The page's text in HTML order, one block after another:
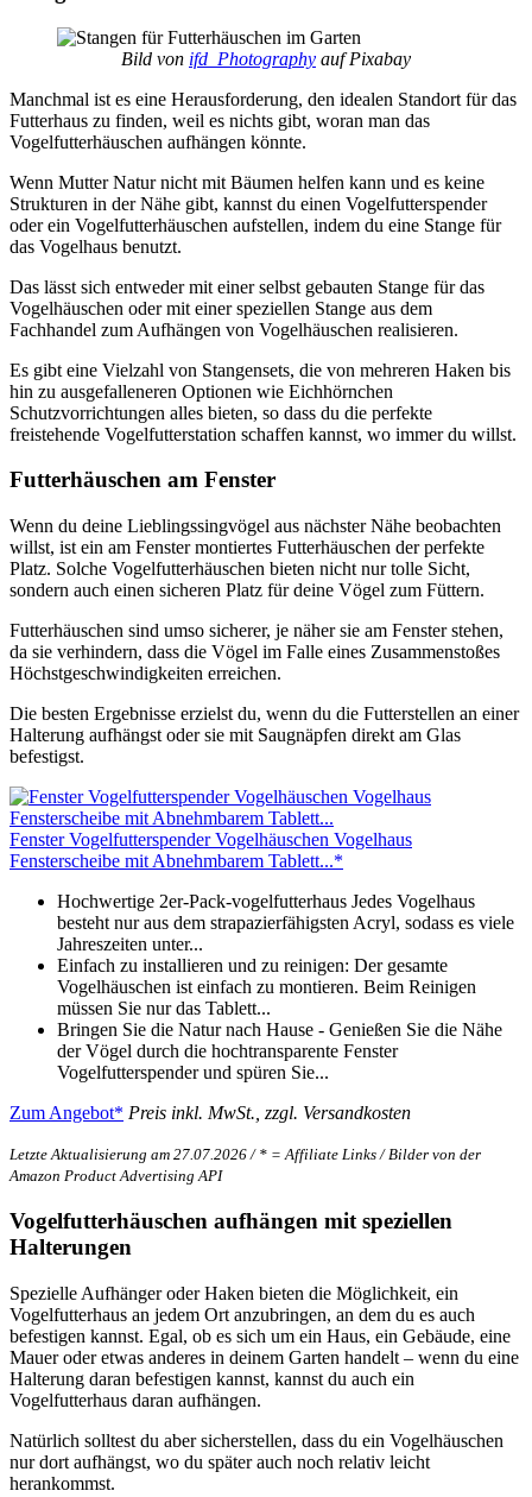
Bild von ifd_Photography auf Pixabay
Manchmal ist es eine Herausforderung, den idealen Standort für das
Futterhaus zu finden, weil es nichts gibt, woran man das
Vogelfutterhäuschen aufhängen könnte.
Wenn Mutter Natur nicht mit Bäumen helfen kann und es keine
Strukturen in der Nähe gibt, kannst du einen Vogelfutterspender
oder ein Vogelfutterhäuschen aufstellen, indem du eine Stange für
das Vogelhaus benutzt.
Das lässt sich entweder mit einer selbst gebauten Stange für das
Vogelhäuschen oder mit einer speziellen Stange aus dem
Fachhandel zum Aufhängen von Vogelhäuschen realisieren.
Es gibt eine Vielzahl von Stangensets, die von mehreren Haken bis
hin zu ausgefalleneren Optionen wie Eichhörnchen
Schutzvorrichtungen alles bieten, so dass du die perfekte
freistehende Vogelfutterstation schaffen kannst, wo immer du willst.
Futterhäuschen am Fenster
Wenn du deine Lieblingssingvögel aus nächster Nähe beobachten
willst, ist ein am Fenster montiertes Futterhäuschen der perfekte
Platz. Solche Vogelfutterhäuschen bieten nicht nur tolle Sicht,
sondern auch einen sicheren Platz für deine Vögel zum Füttern.
Futterhäuschen sind umso sicherer, je näher sie am Fenster stehen,
da sie verhindern, dass die Vögel im Falle eines Zusammenstoßes
Höchstgeschwindigkeiten erreichen.
Die besten Ergebnisse erzielst du, wenn du die Futterstellen an einer
Halterung aufhängst oder sie mit Saugnäpfen direkt am Glas
befestigst.
Fenster Vogelfutterspender Vogelhäuschen Vogelhaus
Fensterscheibe mit Abnehmbarem Tablett...*
Hochwertige 2er-Pack-vogelfutterhaus Jedes Vogelhaus
besteht nur aus dem strapazierfähigsten Acryl, sodass es viele
Jahreszeiten unter...
Einfach zu installieren und zu reinigen: Der gesamte
Vogelhäuschen ist einfach zu montieren. Beim Reinigen
müssen Sie nur das Tablett...
Bringen Sie die Natur nach Hause - Genießen Sie die Nähe
der Vögel durch die hochtransparente Fenster
Vogelfutterspender und spüren Sie...
Zum Angebot* Preis inkl. MwSt., zzgl. Versandkosten
Letzte Aktualisierung am 27.07.2026 / * = Affiliate Links / Bilder von der
Amazon Product Advertising API
Vogelfutterhäuschen aufhängen mit speziellen
Halterungen
Spezielle Aufhänger oder Haken bieten die Möglichkeit, ein
Vogelfutterhaus an jedem Ort anzubringen, an dem du es auch
befestigen kannst. Egal, ob es sich um ein Haus, ein Gebäude, eine
Mauer oder etwas anderes in deinem Garten handelt – wenn du eine
Halterung daran befestigen kannst, kannst du auch ein
Vogelfutterhaus daran aufhängen.
Natürlich solltest du aber sicherstellen, dass du ein Vogelhäuschen
nur dort aufhängst, wo du später auch noch relativ leicht
herankommst.